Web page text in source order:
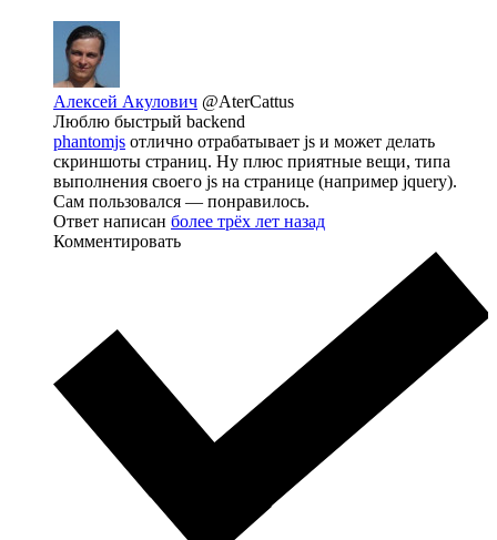
Алексей Акулович @AterCattus
Люблю быстрый backend
phantomjs отлично отрабатывает js и может делать
скриншоты страниц. Ну плюс приятные вещи, типа
выполнения своего js на странице (например jquery).
Сам пользовался — понравилось.
Ответ написан более трёх лет назад
Комментировать